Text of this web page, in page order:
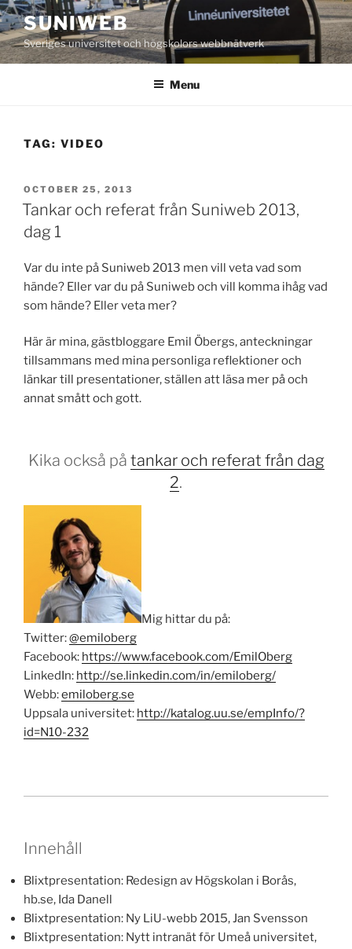
Skip
to
content
SUNIWEB
Sveriges universitet och högskolors webbnätverk
Menu
TAG: VIDEO
POSTED
ON
OCTOBER 25, 2013
Tankar och referat från Suniweb 2013,
dag 1
Var du inte på Suniweb 2013 men vill veta vad som
hände? Eller var du på Suniweb och vill komma ihåg vad
som hände? Eller veta mer?
Här är mina, gästbloggare Emil Öbergs, anteckningar
tillsammans med mina personliga reflektioner och
länkar till presentationer, ställen att läsa mer på och
annat smått och gott.
Kika också på tankar och referat från dag
2.
Mig hittar du på:
Twitter:@emiloberg
Facebook: https://www.facebook.com/EmilOberg
LinkedIn: http://se.linkedin.com/in/emiloberg/
Webb:emiloberg.se
Uppsala universitet: http://katalog.uu.se/empInfo/?
id=N10-232
Innehåll
Blixtpresentation: Redesign av Högskolan i Borås,
hb.se, Ida Danell
Blixtpresentation: Ny LiU-webb 2015, Jan Svensson
Blixtpresentation: Nytt intranät för Umeå universitet,